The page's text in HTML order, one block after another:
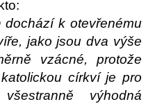
dochází k otevřenému
jako jsou dva výše
vzácné, protože
církví je pro
výhodná